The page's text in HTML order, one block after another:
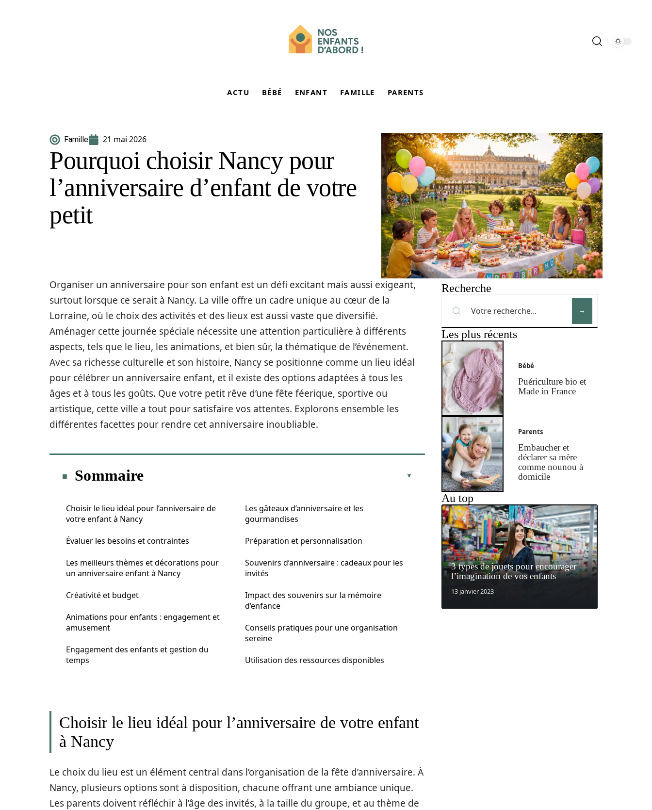
ACTU BÉBÉ ENFANT FAMILLE PARENTS
Famille 21 mai 2026
Pourquoi choisir Nancy pour
l’anniversaire d’enfant de votre
petit
Organiser un anniversaire pour son enfant est un défi excitant mais aussi exigeant,
surtout lorsque ce serait à Nancy. La ville offre un cadre unique au cœur de la
Lorraine, où le choix des activités et des lieux est aussi vaste que diversifié.
Aménager cette journée spéciale nécessite une attention particulière à différents
aspects, tels que le lieu, les animations, et bien sûr, la thématique de l’événement.
Avec sa richesse culturelle et son histoire, Nancy se positionne comme un lieu idéal
pour célébrer un anniversaire enfant, et il existe des options adaptées à tous les
âges et à tous les goûts. Que votre petit rêve d’une fête féerique, sportive ou
artistique, cette ville a tout pour satisfaire vos attentes. Explorons ensemble les
différentes facettes pour rendre cet anniversaire inoubliable.
Sommaire
Choisir le lieu idéal pour l’anniversaire de
votre enfant à Nancy
Évaluer les besoins et contraintes
Les meilleurs thèmes et décorations pour
un anniversaire enfant à Nancy
Créativité et budget
Animations pour enfants : engagement et
amusement
Engagement des enfants et gestion du
temps
Les gâteaux d’anniversaire et les
gourmandises
Préparation et personnalisation
Souvenirs d’anniversaire : cadeaux pour les
invités
Impact des souvenirs sur la mémoire
d’enfance
Conseils pratiques pour une organisation
sereine
Utilisation des ressources disponibles
Choisir le lieu idéal pour l’anniversaire de votre enfant
à Nancy
Le choix du lieu est un élément central dans l’organisation de la fête d’anniversaire. À
Nancy, plusieurs options sont à disposition, chacune offrant une ambiance unique.
Les parents doivent réfléchir à l’âge des invités, à la taille du groupe, et au thème de
Recherche
Les plus récents
Bébé
Puériculture bio et
Made in France
Parents
Embaucher et
déclarer sa mère
comme nounou à
domicile
Au top
3 types de jouets pour encourager
l’imagination de vos enfants
13 janvier 2023